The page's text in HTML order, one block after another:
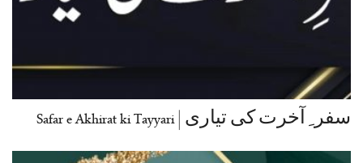
سفر ِ آخرت کی تیاری | Safar e Akhirat ki Tayyari